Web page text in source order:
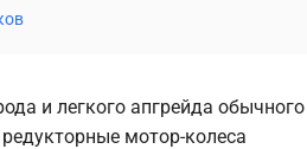
и легкого апгрейда обычного
мотор-колеса